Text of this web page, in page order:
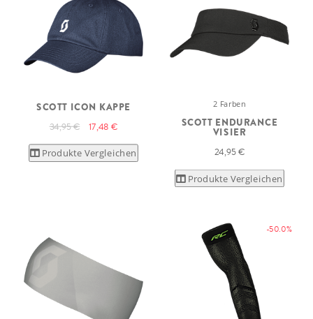
SCOTT ICON KAPPE
34,95 € 17,48 €
Produkte Vergleichen
2 Farben
SCOTT ENDURANCE
VISIER
24,95 €
Produkte Vergleichen
-50.0%